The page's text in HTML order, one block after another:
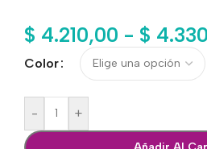
$ 4.210,00 - $
Color
- +